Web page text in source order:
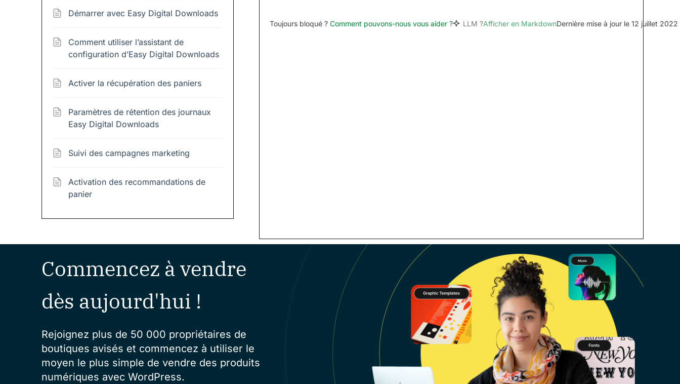
Démarrer avec Easy Digital Downloads
Comment utiliser l’assistant de
configuration d’Easy Digital Downloads
Activer la récupération des paniers
Paramètres de rétention des journaux
Easy Digital Downloads
Suivi des campagnes marketing
Activation des recommandations de
panier
Toujours bloqué ? Comment pouvons-nous vous aider ? LLM ?Afficher en MarkdownDernière mise à jour le 12 juillet 2022
Commencez à vendre
dès aujourd'hui !
Rejoignez plus de 50 000 propriétaires de
boutiques avisés et commencez à utiliser le
moyen le plus simple de vendre des produits
numériques avec WordPress.